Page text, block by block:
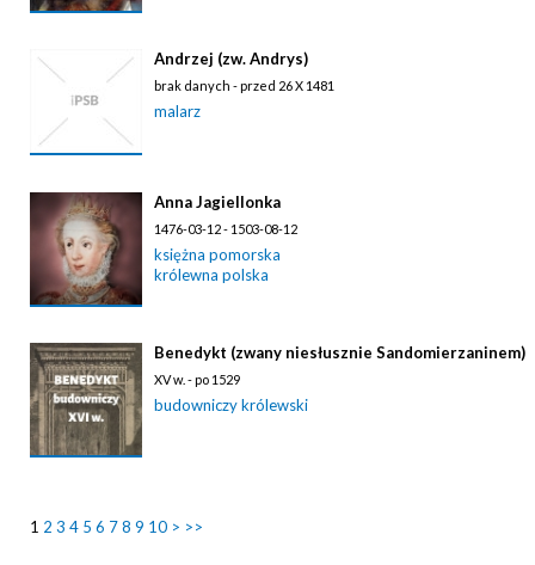
Andrzej (zw. Andrys)
brak danych - przed 26 X 1481
malarz
Anna Jagiellonka
1476-03-12 - 1503-08-12
księżna pomorska
królewna polska
Benedykt (zwany niesłusznie Sandomierzaninem)
XV w. - po 1529
budowniczy królewski
1 2 3 4 5 6 78 9 10 > >>